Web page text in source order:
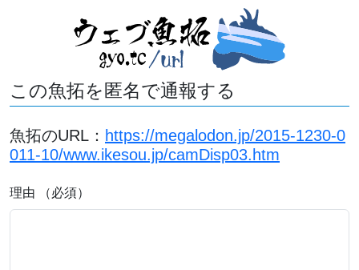
この魚拓を匿名で通報する
魚拓のURL： https://megalodon.jp/2015-1230-0
011-10/www.ikesou.jp/camDisp03.htm
理由 （必須）